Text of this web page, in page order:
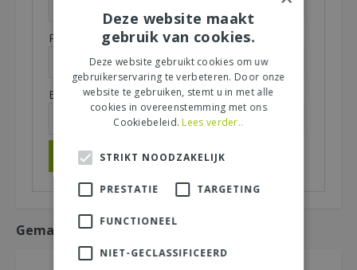
Plaats (zichtbaar op website):*
E-mailadres (niet zichtbaar):*
Gemakkelijk mee bestellen
Deze website maakt
gebruik van cookies.
Deze website gebruikt cookies om uw
gebruikerservaring te verbeteren. Door onze
website te gebruiken, stemt u in met alle
cookies in overeenstemming met ons
Cookiebeleid. Lees verder..
STRIKT NOODZAKELIJK
PRESTATIE TARGETING
FUNCTIONEEL
NIET-GECLASSIFICEERD